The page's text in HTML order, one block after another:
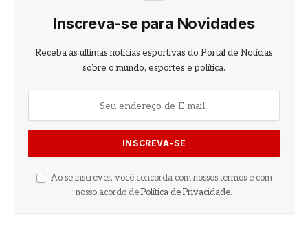
Inscreva-se para Novidades
Receba as últimas notícias esportivas do Portal de Notícias
sobre o mundo, esportes e política.
Ao se inscrever, você concorda com nossos termos e com
nosso acordo de Política de Privacidade.